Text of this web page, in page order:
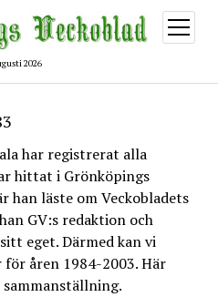
2026
öppna
meny
har registrerat alla
hittat i Grönköpings
han läste om Veckobladets
GV:s redaktion och
eget. Därmed kan vi
åren 1984-2003. Här